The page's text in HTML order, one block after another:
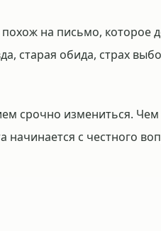
на письмо, которое
старая обида, страх
срочно измениться.
с честного